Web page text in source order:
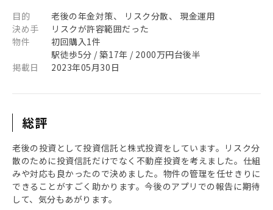
目的
老後の年金対策、 リスク分散、 現金運用
決め手
リスクが許容範囲だった
物件
初回購入1件
駅徒歩5分 / 築17年 / 2000万円台後半
掲載日
2023年05月30日
総評
老後の投資として投資信託と株式投資をしています。リスク分
散のために投資信託だけでなく不動産投資を考えました。仕組
みや対応も良かったので決めました。物件の管理を任せきりに
できることがすごく助かります。今後のアプリでの報告に期待
して、気分もあがります。